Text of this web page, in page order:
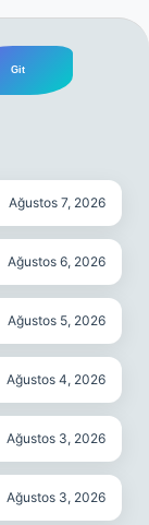
Ağustos 7, 2026
Ağustos 6, 2026
Ağustos 5, 2026
Ağustos 4, 2026
Ağustos 3, 2026
Ağustos 3, 2026